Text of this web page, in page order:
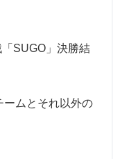
SUGO」決勝結
ームとそれ以外の